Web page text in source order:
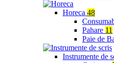
Horeca 48
Pahare 11
Paie de
Instrumente de